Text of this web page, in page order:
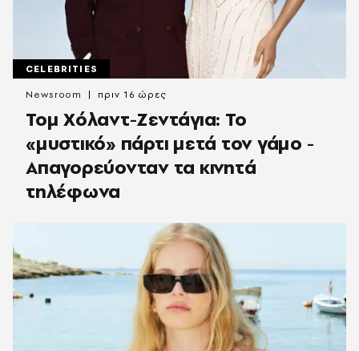
CELEBRITIES
Τομ Χόλαντ-Ζεντάγια: Το
«μυστικό» πάρτι μετά τον γάμο -
Απαγορεύονταν τα κινητά
τηλέφωνα
Newsroom πριν 16 ώρες